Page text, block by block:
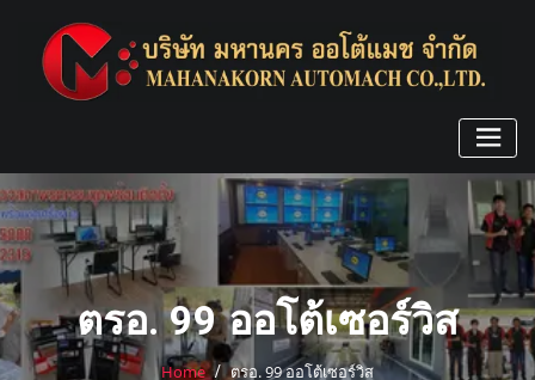
content
ตรอ. 99 ออโต้เซอร์วิส
Home ตรอ. 99 ออโต้เซอร์วิส